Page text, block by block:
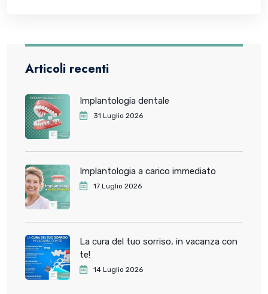
Articoli recenti
Implantologia dentale
31 Luglio 2026
Implantologia a carico immediato
17 Luglio 2026
La cura del tuo sorriso, in vacanza con
te!
14 Luglio 2026